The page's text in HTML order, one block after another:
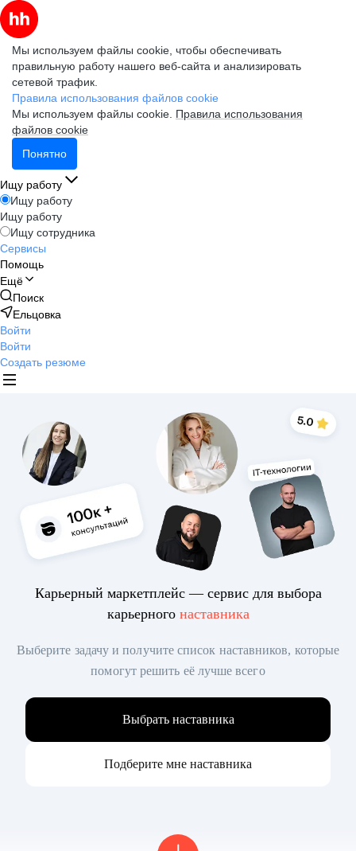
Мы используем файлы cookie, чтобы обеспечивать
правильную работу нашего веб-сайта и анализировать
сетевой трафик.
Правила использования файлов cookie
Мы используем файлы cookie. Правила использования
файлов cookie
Понятно
Ищу работу
Ищу работу
Ищу работу
Ищу сотрудника
Сервисы
Помощь
Ещё
Поиск
Ельцовка
Войти
Войти
Создать резюме
Карьерный маркетплейс — сервис для выбора
карьерного наставника
Выберите задачу и получите список наставников, которые
помогут решить её лучше всего
Выбрать наставника
Подберите мне наставника